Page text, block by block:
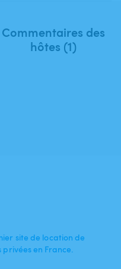
Commentaires des
hôtes (1)
site de location de
privées en France.